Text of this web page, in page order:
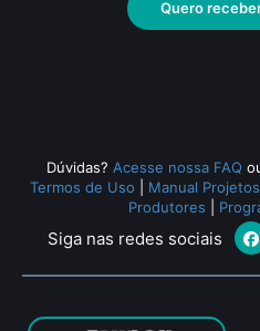
Quero
Dúvidas? Acesse nossa FAQ
Termos de Uso
Manual
Produtores
Siga nas redes sociais